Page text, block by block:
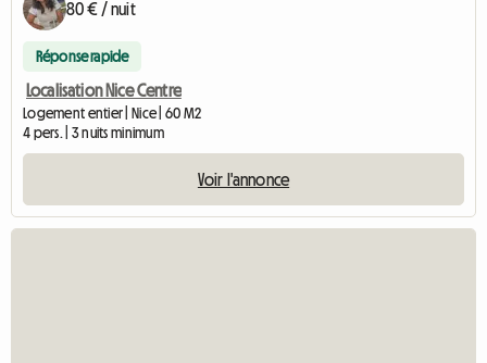
80 € / nuit
Réponse rapide
Localisation Nice Centre
Logement entier | Nice | 60 M2
4 pers. | 3 nuits minimum
Voir l'annonce